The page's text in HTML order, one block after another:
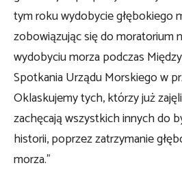
tym roku wydobycie głębokiego
zobowiązując się do moratorium
wydobyciu morza podczas
Spotkania Urządu Morskiego w
Oklaskujemy tych, którzy już
zachęcają wszystkich innych do
historii, poprzez zatrzymanie
morza.”